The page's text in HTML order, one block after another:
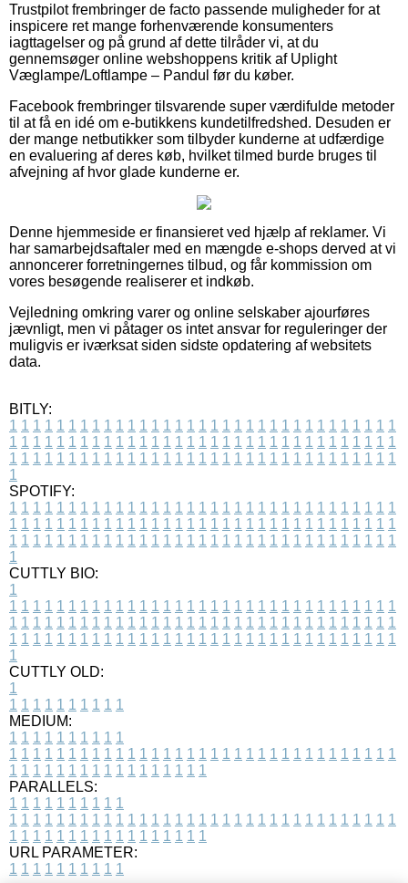
Trustpilot frembringer de facto passende muligheder for at
inspicere ret mange forhenværende konsumenters
iagttagelser og på grund af dette tilråder vi, at du
gennemsøger online webshoppens kritik af Uplight
Væglampe/Loftlampe – Pandul før du køber.
Facebook frembringer tilsvarende super værdifulde metoder
til at få en idé om e-butikkens kundetilfredshed. Desuden er
der mange netbutikker som tilbyder kunderne at udfærdige
en evaluering af deres køb, hvilket tilmed burde bruges til
afvejning af hvor glade kunderne er.
Denne hjemmeside er finansieret ved hjælp af reklamer. Vi
har samarbejdsaftaler med en mængde e-shops derved at vi
annoncerer forretningernes tilbud, og får kommission om
vores besøgende realiserer et indkøb.
Vejledning omkring varer og online selskaber ajourføres
jævnligt, men vi påtager os intet ansvar for reguleringer der
muligvis er iværksat siden sidste opdatering af websitets
data.
BITLY:
1 1 1 1 1 1 1 1 1 1 1 1 1 1 1 1 1 1 1 1 1 1 1 1 1 1 1 1 1 1 1 1 1
1 1 1 1 1 1 1 1 1 1 1 1 1 1 1 1 1 1 1 1 1 1 1 1 1 1 1 1 1 1 1 1 1
1 1 1 1 1 1 1 1 1 1 1 1 1 1 1 1 1 1 1 1 1 1 1 1 1 1 1 1 1 1 1 1 1
1
SPOTIFY:
1 1 1 1 1 1 1 1 1 1 1 1 1 1 1 1 1 1 1 1 1 1 1 1 1 1 1 1 1 1 1 1 1
1 1 1 1 1 1 1 1 1 1 1 1 1 1 1 1 1 1 1 1 1 1 1 1 1 1 1 1 1 1 1 1 1
1 1 1 1 1 1 1 1 1 1 1 1 1 1 1 1 1 1 1 1 1 1 1 1 1 1 1 1 1 1 1 1 1
1
CUTTLY BIO:
1
1 1 1 1 1 1 1 1 1 1 1 1 1 1 1 1 1 1 1 1 1 1 1 1 1 1 1 1 1 1 1 1 1
1 1 1 1 1 1 1 1 1 1 1 1 1 1 1 1 1 1 1 1 1 1 1 1 1 1 1 1 1 1 1 1 1
1 1 1 1 1 1 1 1 1 1 1 1 1 1 1 1 1 1 1 1 1 1 1 1 1 1 1 1 1 1 1 1 1
1
CUTTLY OLD:
1
1 1 1 1 1 1 1 1 1 1
MEDIUM:
1 1 1 1 1 1 1 1 1 1
1 1 1 1 1 1 1 1 1 1 1 1 1 1 1 1 1 1 1 1 1 1 1 1 1 1 1 1 1 1 1 1 1
1 1 1 1 1 1 1 1 1 1 1 1 1 1 1 1 1
PARALLELS:
1 1 1 1 1 1 1 1 1 1
1 1 1 1 1 1 1 1 1 1 1 1 1 1 1 1 1 1 1 1 1 1 1 1 1 1 1 1 1 1 1 1 1
1 1 1 1 1 1 1 1 1 1 1 1 1 1 1 1 1
URL PARAMETER:
1 1 1 1 1 1 1 1 1 1